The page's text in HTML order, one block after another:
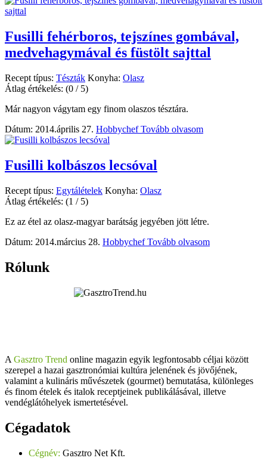
Fusilli fehérboros, tejszínes gombával,
medvehagymával és füstölt sajttal
Recept típus: Tészták Konyha: Olasz
Átlag értékelés: (0 / 5)
Már nagyon vágytam egy finom olaszos tésztára.
Dátum: 2014.április 27. HobbychefTovább olvasom
Fusilli kolbászos lecsóval
Recept típus: Egytálételek Konyha: Olasz
Átlag értékelés: (1 / 5)
Ez az étel az olasz-magyar barátság jegyében jött létre.
Dátum: 2014.március 28. HobbychefTovább olvasom
Rólunk
A Gasztro Trend online magazin egyik legfontosabb céljai között
szerepel a hazai gasztronómiai kultúra jelenének és jövőjének,
valamint a kulináris művészetek (gourmet) bemutatása, különleges
és finom ételek és italok receptjeinek publikálásával, illetve
vendéglátóhelyek ismertetésével.
Cégadatok
Cégnév: Gasztro Net Kft.